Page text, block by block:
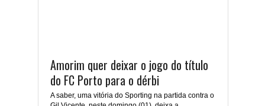
Amorim quer deixar o jogo do título
do FC Porto para o dérbi
A saber, uma vitória do Sporting na partida contra o